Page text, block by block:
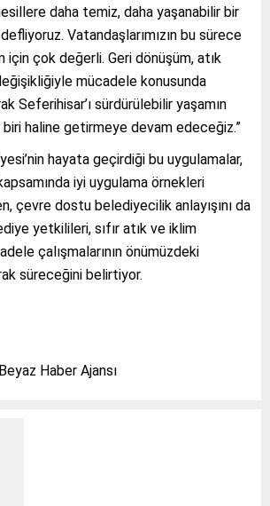
daha temiz, daha yaşanabilir bir
Vatandaşlarımızın bu sürece
için çok değerli. Geri dönüşüm, atık
mücadele konusunda
Seferihisar’ı sürdürülebilir yaşamın
haline getirmeye devam edeceğiz.”
hayata geçirdiği bu uygulamalar,
iyi uygulama örnekleri
çevre dostu belediyecilik anlayışını da
yetkilileri, sıfır atık ve iklim
çalışmalarının önümüzdeki
süreceğini belirtiyor.
Haber Ajansı